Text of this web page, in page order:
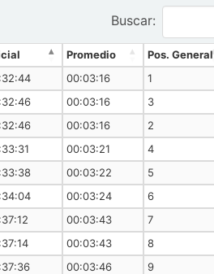
Buscar:
Promedio Pos. General
00:03:16 1
00:03:16 3
00:03:16 2
00:03:21 4
00:03:22 5
00:03:24 6
00:03:43 7
00:03:43 8
00:03:46 9